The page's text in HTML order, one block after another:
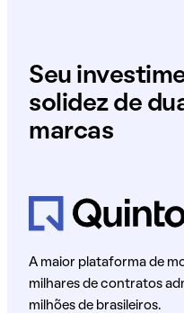
Seu
solidez de
marcas
A maior plataforma de
milhares de contratos
milhões de brasileiros.